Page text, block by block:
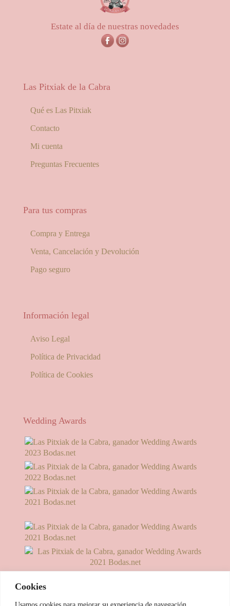
Cookies
Usamos cookies para mejorar su experiencia de navegación,
56,00€
Estate al día de nuestras novedades
Las Pitxiak de la Cabra
Qué es Las Pitxiak
Contacto
Mi cuenta
Preguntas Frecuentes
Para tus compras
Compra y Entrega
Venta, Cancelación y Devolución
Pago seguro
Información legal
Aviso Legal
Política de Privacidad
Política de Cookies
Wedding Awards